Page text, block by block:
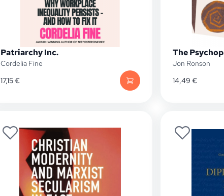
Patriarchy Inc.
Cordelia Fine
17,15€
The
Jon Ronson
14,49 €